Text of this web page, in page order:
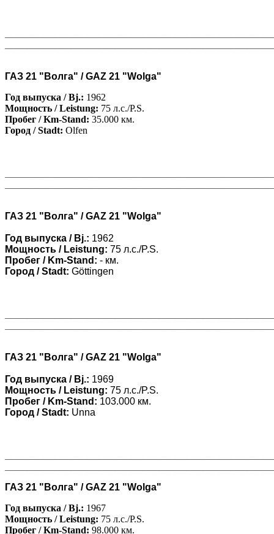
ГАЗ 21 "Волга" / GAZ 21 "Wolga"
Год выпуска / Bj.: 1962
Мощность / Leistung: 75 л.с./P.S.
Пробег / Km-Stand: 35.000 км.
Город / Stadt: Olfen
ГАЗ 21 "Волга" / GAZ 21 "Wolga"
Год выпуска / Bj.: 1962
Мощность / Leistung: 75 л.с./P.S.
Пробег / Km-Stand: - км.
Город / Stadt: Göttingen
ГАЗ 21 "Волга" / GAZ 21 "Wolga"
Год выпуска / Bj.: 1969
Мощность / Leistung: 75 л.с./P.S.
Пробег / Km-Stand: 103.000 км.
Город / Stadt: Unna
ГАЗ 21 "Волга" / GAZ 21 "Wolga"
Год выпуска / Bj.: 1967
Мощность / Leistung: 75 л.с./P.S.
Пробег / Km-Stand: 98.000 км.